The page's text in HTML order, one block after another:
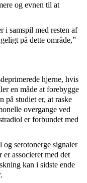
og evnen til at
i samspil med resten af
på dette område,”
hjerne, hvis
en måde at forebygge
på studiet er, at raske
overgange ved
er forbundet med
serotonerge signaler
associeret med det
kan i sidste ende